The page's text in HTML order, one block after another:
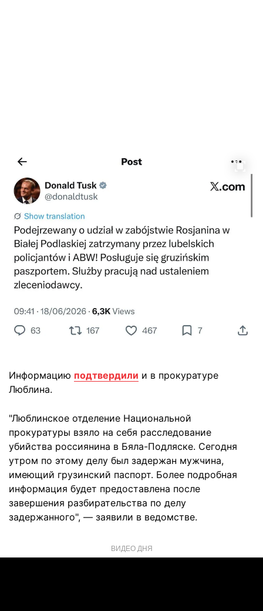
Информацию подтвердили и в прокуратуре
Люблина.
"Люблинское отделение Национальной
прокуратуры взяло на себя расследование
убийства россиянина в Бяла-Подляске. Сегодня
утром по этому делу был задержан мужчина,
имеющий грузинский паспорт. Более подробная
информация будет предоставлена ​​после
завершения разбирательства по делу
задержанного", — заявили в ведомстве.
ВИДЕО ДНЯ